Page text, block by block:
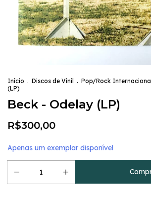
Início . Discos de Vinil . Pop/Rock Internacional
(LP)
Beck - Odelay (LP)
R$300,00
Apenas um exemplar disponível